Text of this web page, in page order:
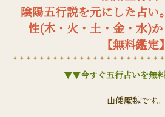
陰陽五行説を元にした占い
性(木・火・土・金・水)
【無料鑑定】
▼▼今すぐ五行占いを無
山倭厭魏です。